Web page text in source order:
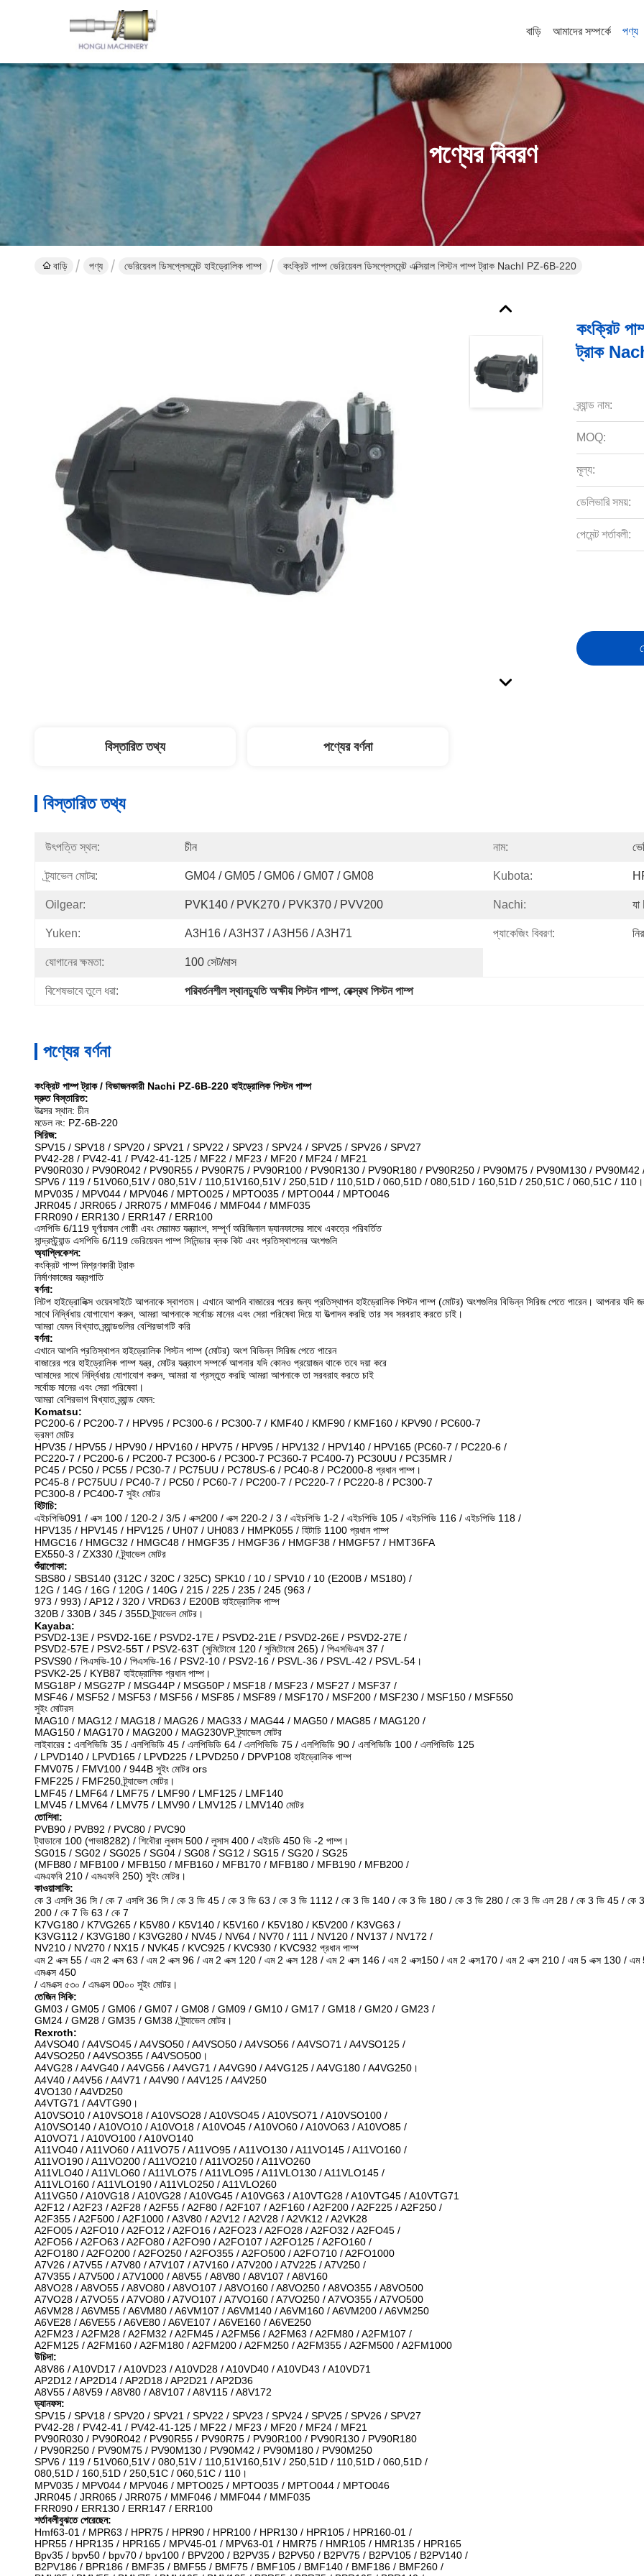
বাড়ি আমাদের সম্পর্কে পণ্য
পণ্যের বিবরণ
বাড়ি পণ্য ভেরিয়েবল ডিসপ্লেসমেন্ট হাইড্রোলিক পাম্প কংক্রিট পাম্প ভেরিয়েবল ডিসপ্লেসমেন্ট এক্সিয়াল পিস্টন পাম্প ট্রাক NachI PZ-6B-220
কংক্রিট
ট্রাক
ব্র্যান্ড নাম:
MOQ:
মূল্য:
ডেলিভারি সময়:
পেমেন্ট শর্তাবলী:
বিস্তারিত তথ্য পণ্যের বর্ণনা
বিস্তারিত তথ্য
উৎপত্তি স্থল: চীন নাম:
ট্র্যাভেল মোটর: GM04 / GM05 / GM06 / GM07 / GM08 Kubota:
Oilgear: PVK140 / PVK270 / PVK370 / PVV200 Nachi:
Yuken: A3H16 / A3H37 / A3H56 / A3H71 প্যাকেজিং বিবরণ:
যোগানের ক্ষমতা: 100 সেট/মাস
বিশেষভাবে তুলে ধরা: পরিবর্তনশীল স্থানচ্যুতি অক্ষীয় পিস্টন পাম্প, রেক্স্রথ পিস্টন পাম্প
পণ্যের বর্ণনা
কংক্রিট পাম্প ট্রাক / বিভাজনকারী Nachi PZ-6B-220 হাইড্রোলিক পিস্টন পাম্প
দ্রুত বিস্তারিত:
উত্সের স্থান: চীন
মডেল নং: PZ-6B-220
সিরিজ:
SPV15 / SPV18 / SPV20 / SPV21 / SPV22 / SPV23 / SPV24 / SPV25 / SPV26 / SPV27
PV42-28 / PV42-41 / PV42-41-125 / MF22 / MF23 / MF20 / MF24 / MF21
PV90R030 / PV90R042 / PV90R55 / PV90R75 / PV90R100 / PV90R130 / PV90R180 / PV90R250 / PV90M75 / PV90M130 /
SPV6 / 119 / 51V060,51V / 080,51V / 110,51V160,51V / 250,51D / 110,51D / 060,51D / 080,51D / 160,51D / 250,51C / 060,51C / 110।
MPV035 / MPV044 / MPV046 / MPTO025 / MPTO035 / MPTO044 / MPTO046
JRR045 / JRR065 / JRR075 / MMF046 / MMF044 / MMF035
FRR090 / ERR130 / ERR147 / ERR100
এসপিভি 6/119 ঘূর্ণায়মান গোষ্ঠী এবং মেরামত যন্ত্রাংশ, সম্পূর্ণ অরিজিনাল ড্যানফাসের সাথে একত্রে পরিবর্তিত
সান্দ্রস্ট্র্যান্ড এসপিভি 6/119 ভেরিয়েবল পাম্প সিলিন্ডার ব্লক কিট এবং প্রতিস্থাপনের অংশগুলি
অ্যাপ্লিকেশন:
কংক্রিট পাম্প মিশ্রণকারী ট্রাক
নির্মাণকাজের যন্ত্রপাতি
বর্ণনা:
লিটপ হাইড্রোলিক্স ওয়েবসাইটে আপনাকে স্বাগতম। এখানে আপনি বাজারের পরের জন্য প্রতিস্থাপন হাইড্রোলিক পিস্টন পাম্প (মোটর) অংশগুলির বিভিন্ন সিরিজ পেতে পারেন। আপনার যদি
সাথে নির্দ্বিধায় যোগাযোগ করুন, আমরা আপনাকে সর্বোচ্চ মানের এবং সেরা পরিষেবা দিয়ে যা উত্পাদন করছি তার সব সরবরাহ করতে চাই।
আমরা যেমন বিখ্যাত ব্র্যান্ডগুলির বেশিরভাগটি করি
বর্ণনা:
এখানে আপনি প্রতিস্থাপন হাইড্রোলিক পিস্টন পাম্প (মোটর) অংশ বিভিন্ন সিরিজ পেতে পারেন
বাজারের পরে হাইড্রোলিক পাম্প যন্ত্র, মোটর যন্ত্রাংশ সম্পর্কে আপনার যদি কোনও প্রয়োজন থাকে তবে দয়া করে
আমাদের সাথে নির্দ্বিধায় যোগাযোগ করুন, আমরা যা প্রস্তুত করছি আমরা আপনাকে তা সরবরাহ করতে চাই
সর্বোচ্চ মানের এবং সেরা পরিষেবা।
আমরা বেশিরভাগ বিখ্যাত ব্র্যান্ড যেমন:
Komatsu:
PC200-6 / PC200-7 / HPV95 / PC300-6 / PC300-7 / KMF40 / KMF90 / KMF160 / KPV90 / PC600-7
ভ্রমণ মোটর
HPV35 / HPV55 / HPV90 / HPV160 / HPV75 / HPV95 / HPV132 / HPV140 / HPV165 (PC60-7 / PC220-6 /
PC220-7 / PC200-6 / PC200-7 PC300-6 / PC300-7 PC360-7 PC400-7) PC30UU / PC35MR /
PC45 / PC50 / PC55 / PC30-7 / PC75UU / PC78US-6 / PC40-8 / PC2000-8 প্রধান পাম্প।
PC45-8 / PC75UU / PC40-7 / PC50 / PC60-7 / PC200-7 / PC220-7 / PC220-8 / PC300-7
PC300-8 / PC400-7 সুইং মোটর
হিটাচি:
এইচপিভি091 / এক্স 100 / 120-2 / 3/5 / এক্স200 / এক্স 220-2 / 3 / এইচপিভি 1-2 / এইচপিভি 105 / এইচপিভি 116 / এইচপিভি 118 /
HPV135 / HPV145 / HPV125 / UH07 / UH083 / HMPK055 / হিটাচি 1100 প্রধান পাম্প
HMGC16 / HMGC32 / HMGC48 / HMGF35 / HMGF36 / HMGF38 / HMGF57 / HMT36FA
EX550-3 / ZX330 / ট্র্যাভেল মোটর
শুঁয়াপোকা:
SBS80 / SBS140 (312C / 320C / 325C) SPK10 / 10 / SPV10 / 10 (E200B / MS180) /
12G / 14G / 16G / 120G / 140G / 215 / 225 / 235 / 245 (963 /
973 / 993) / AP12 / 320 / VRD63 / E200B হাইড্রোলিক পাম্প
320B / 330B / 345 / 355D ট্র্যাভেল মোটর।
Kayaba:
PSVD2-13E / PSVD2-16E / PSVD2-17E / PSVD2-21E / PSVD2-26E / PSVD2-27E /
PSVD2-57E / PSV2-55T / PSV2-63T (সুমিটোমো 120 / সুমিটোমো 265) / পিএসভিএস 37 /
PSVS90 / পিএসভি-10 / পিএসভি-16 / PSV2-10 / PSV2-16 / PSVL-36 / PSVL-42 / PSVL-54।
PSVK2-25 / KYB87 হাইড্রোলিক প্রধান পাম্প।
MSG18P / MSG27P / MSG44P / MSG50P / MSF18 / MSF23 / MSF27 / MSF37 /
MSF46 / MSF52 / MSF53 / MSF56 / MSF85 / MSF89 / MSF170 / MSF200 / MSF230 / MSF150 / MSF550
সুইং মোটরস
MAG10 / MAG12 / MAG18 / MAG26 / MAG33 / MAG44 / MAG50 / MAG85 / MAG120 /
MAG150 / MAG170 / MAG200 / MAG230VP ট্র্যাভেল মোটর
লাইবারের : এলপিভিডি 35 / এলপিভিডি 45 / এলপিভিডি 64 / এলপিভিডি 75 / এলপিভিডি 90 / এলপিভিডি 100 / এলপিভিডি 125
/ LPVD140 / LPVD165 / LPVD225 / LPVD250 / DPVP108 হাইড্রোলিক পাম্প
FMV075 / FMV100 / 944B সুইং মোটর ors
FMF225 / FMF250 ট্র্যাভেল মোটর।
LMF45 / LMF64 / LMF75 / LMF90 / LMF125 / LMF140
LMV45 / LMV64 / LMV75 / LMV90 / LMV125 / LMV140 মোটর
তোশিবা:
PVB90 / PVB92 / PVC80 / PVC90
ট্যাডানো 100 (পাভা8282) / শিবৌরা লুকাস 500 / লুসাস 400 / এইচডি 450 ভি -2 পাম্প।
SG015 / SG02 / SG025 / SG04 / SG08 / SG12 / SG15 / SG20 / SG25
(MFB80 / MFB100 / MFB150 / MFB160 / MFB170 / MFB180 / MFB190 / MFB200 /
এমএফবি 210 / এমএফবি 250) সুইং মোটর।
কাওয়াসাকি:
কে 3 এসপি 36 সি / কে 7 এসপি 36 সি / কে 3 ভি 45 / কে 3 ভি 63 / কে 3 ভি 1112 / কে 3 ভি 140 / কে 3 ভি 180 / কে 3 ভি 280 / কে 3 ভি এল 28 / কে 3 ভি 45 /
200 / কে 7 ভি 63 / কে 7
K7VG180 / K7VG265 / K5V80 / K5V140 / K5V160 / K5V180 / K5V200 / K3VG63 /
K3VG112 / K3VG180 / K3VG280 / NV45 / NV64 / NV70 / 111 / NV120 / NV137 / NV172 /
NV210 / NV270 / NX15 / NVK45 / KVC925 / KVC930 / KVC932 প্রধান পাম্প
এম 2 এক্স 55 / এম 2 এক্স 63 / এম 2 এক্স 96 / এম 2 এক্স 120 / এম 2 এক্স 128 / এম 2 এক্স 146 / এম 2 এক্স150 / এম 2 এক্স170 / এম 2 এক্স 210 / এম 5 এক্স 130 /
এমএক্স 450
/ এমএক্স ৫৩০ / এমএক্স 00০০ সুইং মোটর।
তেজিন সিকি:
GM03 / GM05 / GM06 / GM07 / GM08 / GM09 / GM10 / GM17 / GM18 / GM20 / GM23 /
GM24 / GM28 / GM35 / GM38 / ট্র্যাভেল মোটর।
Rexroth:
A4VSO40 / A4VSO45 / A4VSO50 / A4VSO50 / A4VSO56 / A4VSO71 / A4VSO125 /
A4VSO250 / A4VSO355 / A4VSO500।
A4VG28 / A4VG40 / A4VG56 / A4VG71 / A4VG90 / A4VG125 / A4VG180 / A4VG250।
A4V40 / A4V56 / A4V71 / A4V90 / A4V125 / A4V250
4VO130 / A4VD250
A4VTG71 / A4VTG90।
A10VSO10 / A10VSO18 / A10VSO28 / A10VSO45 / A10VSO71 / A10VSO100 /
A10VSO140 / A10VO10 / A10VO18 / A10VO45 / A10VO60 / A10VO63 / A10VO85 /
A10VO71 / A10VO100 / A10VO140
A11VO40 / A11VO60 / A11VO75 / A11VO95 / A11VO130 / A11VO145 / A11VO160 /
A11VO190 / A11VO200 / A11VO210 / A11VO250 / A11VO260
A11VLO40 / A11VLO60 / A11VLO75 / A11VLO95 / A11VLO130 / A11VLO145 /
A11VLO160 / A11VLO190 / A11VLO250 / A11VLO260
A11VG50 / A10VG18 / A10VG28 / A10VG45 / A10VG63 / A10VTG28 / A10VTG45 / A10VTG71
A2F12 / A2F23 / A2F28 / A2F55 / A2F80 / A2F107 / A2F160 / A2F200 / A2F225 / A2F250 /
A2F355 / A2F500 / A2F1000 / A3V80 / A2V12 / A2V28 / A2VK12 / A2VK28
A2FO05 / A2FO10 / A2FO12 / A2FO16 / A2FO23 / A2FO28 / A2FO32 / A2FO45 /
A2FO56 / A2FO63 / A2FO80 / A2FO90 / A2FO107 / A2FO125 / A2FO160 /
A2FO180 / A2FO200 / A2FO250 / A2FO355 / A2FO500 / A2FO710 / A2FO1000
A7V26 / A7V55 / A7V80 / A7V107 / A7V160 / A7V200 / A7V225 / A7V250 /
A7V355 / A7V500 / A7V1000 / A8V55 / A8V80 / A8V107 / A8V160
A8VO28 / A8VO55 / A8VO80 / A8VO107 / A8VO160 / A8VO250 / A8VO355 / A8VO500
A7VO28 / A7VO55 / A7VO80 / A7VO107 / A7VO160 / A7VO250 / A7VO355 / A7VO500
A6VM28 / A6VM55 / A6VM80 / A6VM107 / A6VM140 / A6VM160 / A6VM200 / A6VM250
A6VE28 / A6VE55 / A6VE80 / A6VE107 / A6VE160 / A6VE250
A2FM23 / A2FM28 / A2FM32 / A2FM45 / A2FM56 / A2FM63 / A2FM80 / A2FM107 /
A2FM125 / A2FM160 / A2FM180 / A2FM200 / A2FM250 / A2FM355 / A2FM500 / A2FM1000
উচিদা:
A8V86 / A10VD17 / A10VD23 / A10VD28 / A10VD40 / A10VD43 / A10VD71
AP2D12 / AP2D14 / AP2D18 / AP2D21 / AP2D36
A8V55 / A8V59 / A8V80 / A8V107 / A8V115 / A8V172
ড্যানফস:
SPV15 / SPV18 / SPV20 / SPV21 / SPV22 / SPV23 / SPV24 / SPV25 / SPV26 / SPV27
PV42-28 / PV42-41 / PV42-41-125 / MF22 / MF23 / MF20 / MF24 / MF21
PV90R030 / PV90R042 / PV90R55 / PV90R75 / PV90R100 / PV90R130 / PV90R180
/ PV90R250 / PV90M75 / PV90M130 / PV90M42 / PV90M180 / PV90M250
SPV6 / 119 / 51V060,51V / 080,51V / 110,51V160,51V / 250,51D / 110,51D / 060,51D /
080,51D / 160,51D / 250,51C / 060,51C / 110।
MPV035 / MPV044 / MPV046 / MPTO025 / MPTO035 / MPTO044 / MPTO046
JRR045 / JRR065 / JRR075 / MMF046 / MMF044 / MMF035
FRR090 / ERR130 / ERR147 / ERR100
শর্তাবলীবুঝতে পেরেছেন:
Hmf63-01 / MPR63 / HPR75 / HPR90 / HPR100 / HPR130 / HPR105 / HPR160-01 /
HPR55 / HPR135 / HPR165 / MPV45-01 / MPV63-01 / HMR75 / HMR105 / HMR135 / HPR165
Bpv35 / bpv50 / bpv70 / bpv100 / BPV200 / B2PV35 / B2PV50 / B2PV75 / B2PV105 / B2PV140 /
B2PV186 / BPR186 / BMF35 / BMF55 / BMF75 / BMF105 / BMF140 / BMF186 / BMF260 /